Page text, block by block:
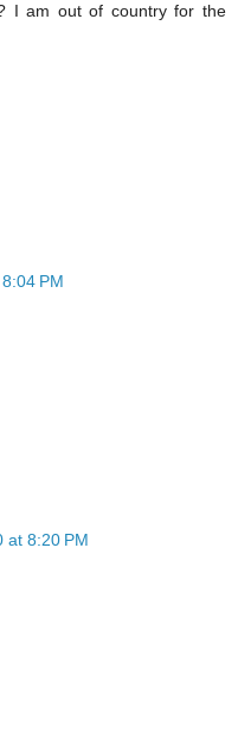
I am out of country for the
PM
at 8:20 PM